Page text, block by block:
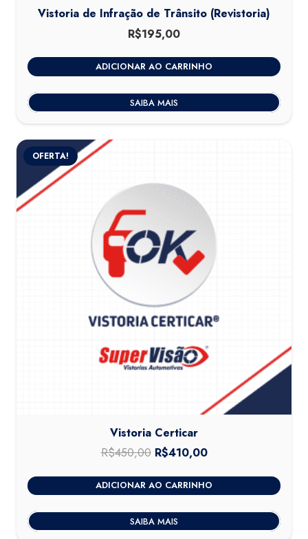
Vistoria de Infração de Trânsito (Revistoria)
R$195,00
ADICIONAR AO CARRINHO
SAIBA MAIS
OFERTA!
Vistoria Certicar
R$450,00 O
original
era:
R$450,00.
R$410,00O
atual
é:
R$410,00.
ADICIONAR AO CARRINHO
SAIBA MAIS